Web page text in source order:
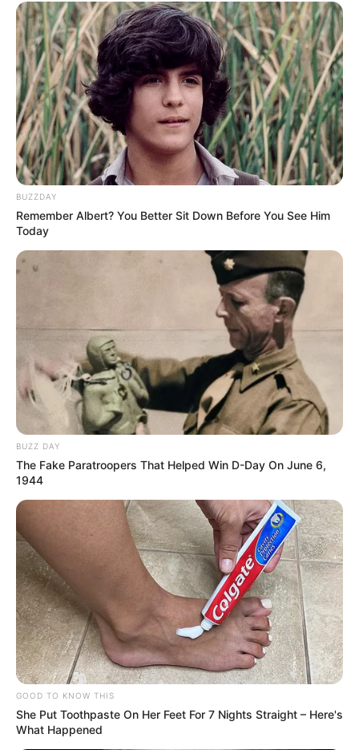
BUZZDAY
Remember Albert? You Better Sit Down Before You See Him
Today
BUZZ DAY
The Fake Paratroopers That Helped Win D-Day On June 6,
1944
GOOD TO KNOW THIS
She Put Toothpaste On Her Feet For 7 Nights Straight – Here's
What Happened